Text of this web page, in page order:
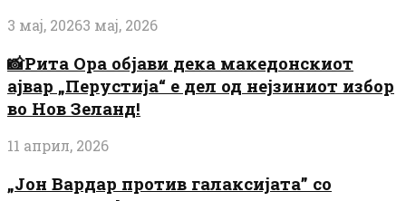
3 мај, 20263 мај, 2026
📸Рита Ора објави дека македонскиот
ајвар „Перустија“ е дел од нејзиниот избор
во Нов Зеланд!
11 април, 2026
„Јон Вардар против галаксијата” со